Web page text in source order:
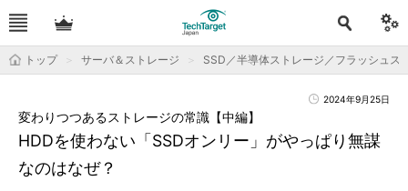
トップ サーバ＆ストレージ SSD／半導体ストレージ／フラッシュス
2024年9月25日
HDDを使わない「SSDオンリー」がやっぱり無謀
なのはなぜ？
変わりつつあるストレージの常識【中編】